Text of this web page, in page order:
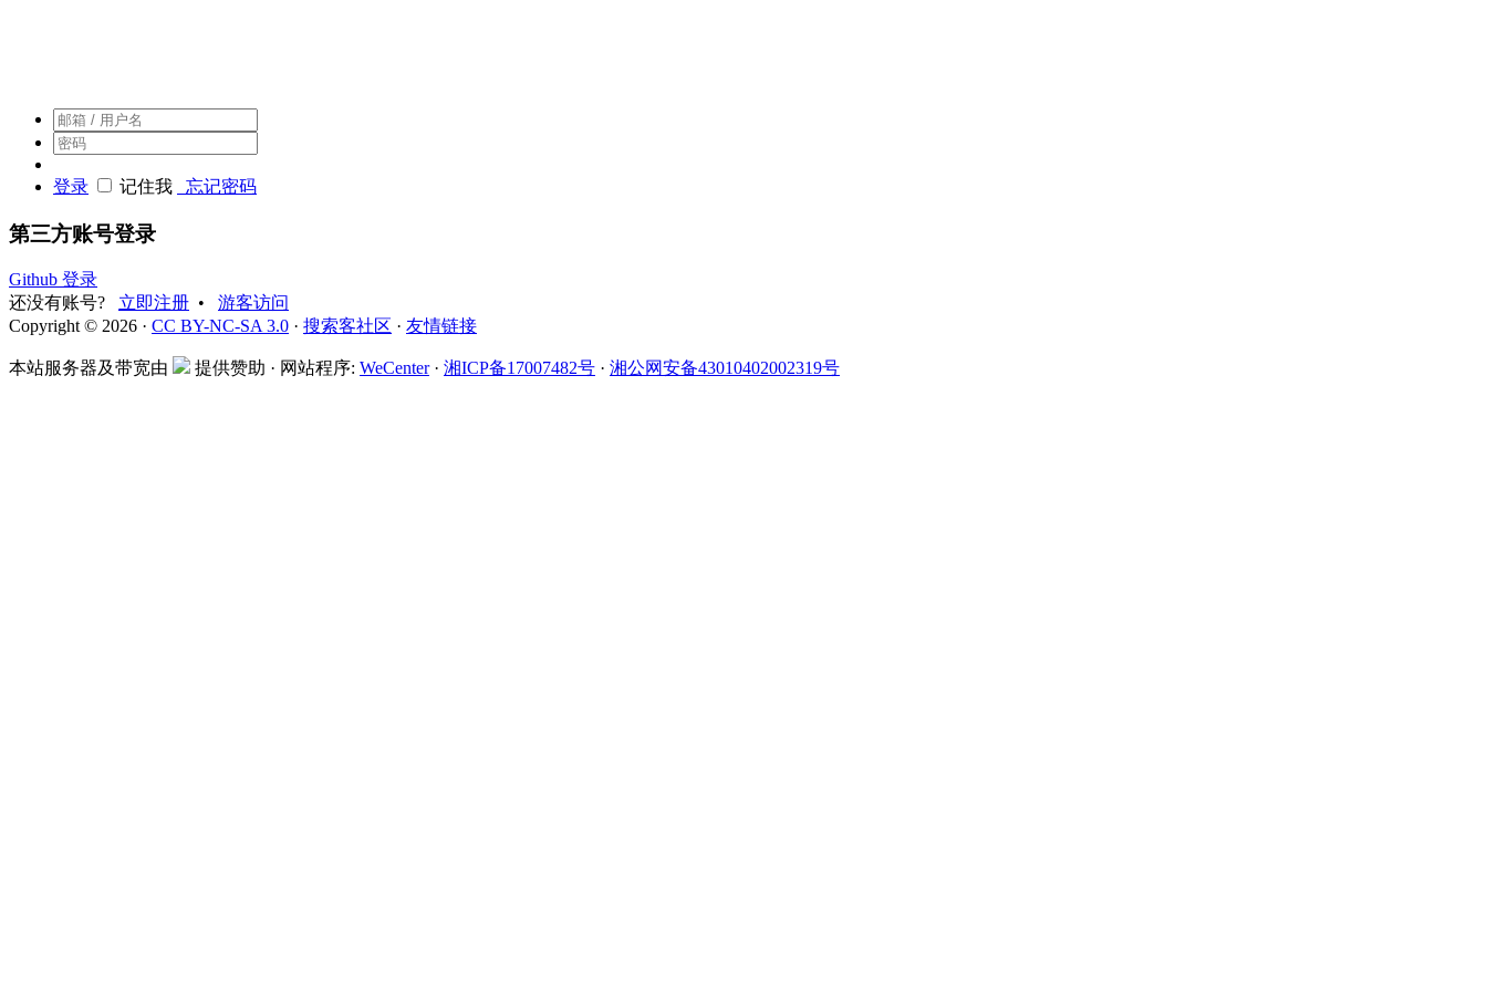
登录 记住我 忘记密码
第三方账号登录
Github 登录
还没有账号?
立即注册 • 游客访问
Copyright © 2026 · CC BY-NC-SA 3.0 · 搜索客社区 · 友情链接
本站服务器及带宽由 提供赞助 · 网站程序: WeCenter· 湘ICP备17007482号 · 湘公网安备43010402002319号